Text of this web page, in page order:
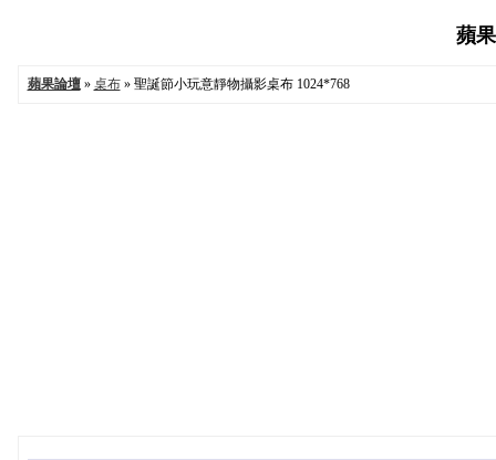
蘋
蘋果論壇» 桌布» 聖誕節小玩意靜物攝影桌布 1024*768